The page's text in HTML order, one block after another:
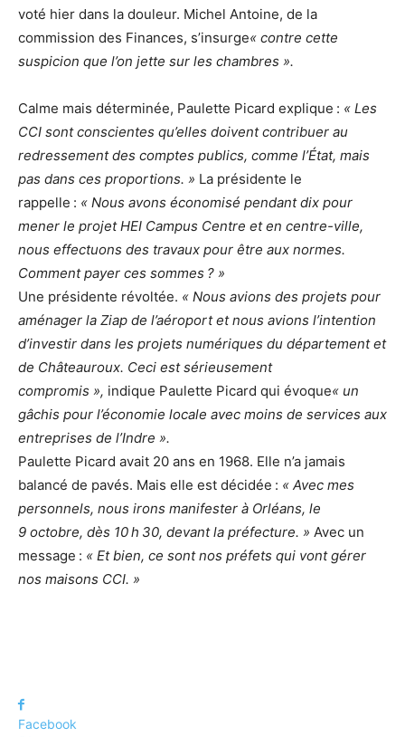
voté hier dans la douleur. Michel Antoine, de la
commission des Finances, s’insurge« contre cette
suspicion que l’on jette sur les chambres ».
Calme mais déterminée, Paulette Picard explique : « Les
CCI sont conscientes qu’elles doivent contribuer au
redressement des comptes publics, comme l’État, mais
pas dans ces proportions. » La présidente le
rappelle : « Nous avons économisé pendant dix pour
mener le projet HEI Campus Centre et en centre-ville,
nous effectuons des travaux pour être aux normes.
Comment payer ces sommes ? »
Une présidente révoltée. « Nous avions des projets pour
aménager la Ziap de l’aéroport et nous avions l’intention
d’investir dans les projets numériques du département et
de Châteauroux. Ceci est sérieusement
compromis », indique Paulette Picard qui évoque« un
gâchis pour l’économie locale avec moins de services aux
entreprises de l’Indre ».
Paulette Picard avait 20 ans en 1968. Elle n’a jamais
balancé de pavés. Mais elle est décidée : « Avec mes
personnels, nous irons manifester à Orléans, le
9 octobre, dès 10 h 30, devant la préfecture. » Avec un
message : « Et bien, ce sont nos préfets qui vont gérer
nos maisons CCI. »
Facebook